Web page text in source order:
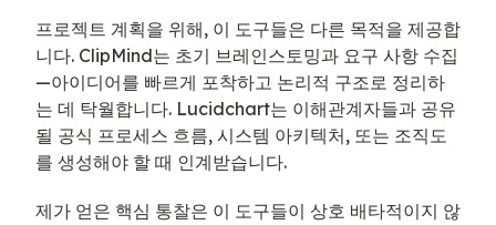
프로젝트 계획을 위해, 이 도구들은 다른 목적을 제공합
니다. ClipMind는 초기 브레인스토밍과 요구 사항 수집
—아이디어를 빠르게 포착하고 논리적 구조로 정리하
는 데 탁월합니다. Lucidchart는 이해관계자들과 공유
될 공식 프로세스 흐름, 시스템 아키텍처, 또는 조직도
를 생성해야 할 때 인계받습니다.
제가 얻은 핵심 통찰은 이 도구들이 상호 배타적이지 않